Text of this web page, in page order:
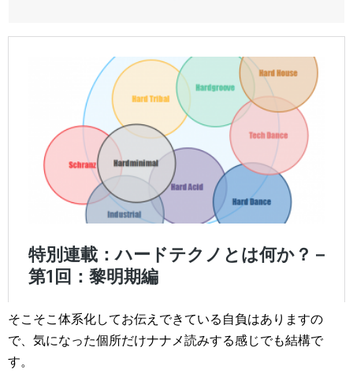
そこそこ体系化してお伝えできている自負はありますの
で、気になった個所だけナナメ読みする感じでも結構で
す。